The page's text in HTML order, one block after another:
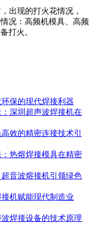
出现的打火花情况，
况：高频机模具、高频
打火。
保的现代焊接利器
深圳超声波焊接机在
效的精密连接技术引
热熔焊接模具在精密
音波熔接机引领绿色
机赋能现代制造业
焊接设备的技术原理